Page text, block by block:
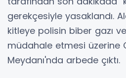
gerekçesiyle yasaklandı.
kitleye polisin biber gazı
müdahale etmesi üzerine
Meydanı'nda arbede çıktı.